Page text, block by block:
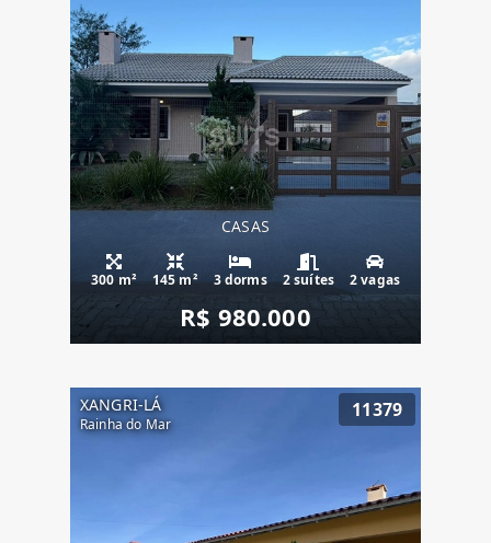
CASAS
300 m² 145 m² 3 dorms 2 suítes 2 vagas
R$ 980.000
XANGRI-LÁ
Rainha do Mar
11379